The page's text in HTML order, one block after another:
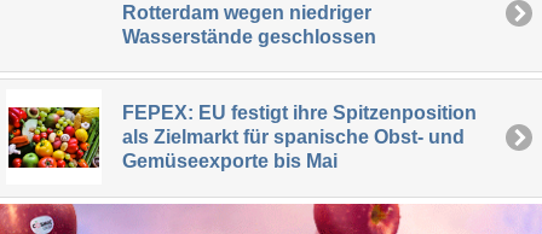
Rotterdam wegen niedriger
Wasserstände geschlossen
FEPEX: EU festigt ihre Spitzenposition
als Zielmarkt für spanische Obst- und
Gemüseexporte bis Mai